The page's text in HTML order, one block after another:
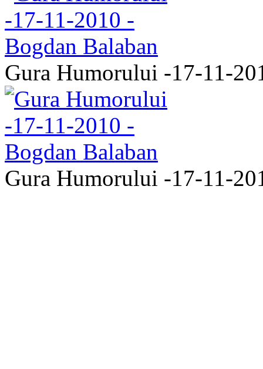
Gura Humorului -17-11-
Gura Humorului -17-11-